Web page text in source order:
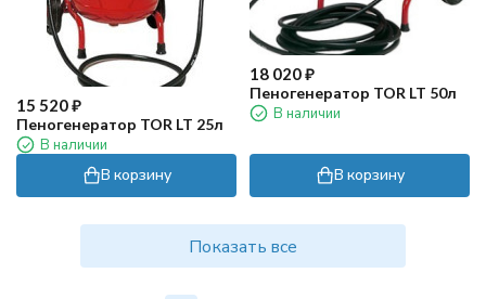
15 520₽
Пеногенератор TOR LT 25л
В наличии
В корзину
18 020₽
Пеногенератор TOR LT 50л
В наличии
В корзину
Показать все